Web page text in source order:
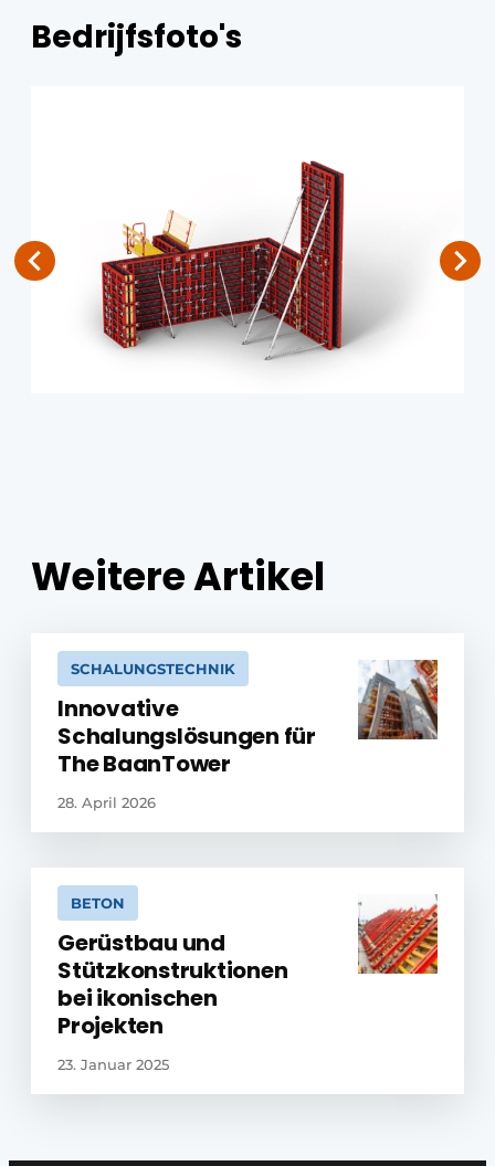
Bedrijfsfoto's
Weitere Artikel
SCHALUNGSTECHNIK
Innovative
Schalungslösungen für
The BaanTower
28. April 2026
BETON
Gerüstbau und
Stützkonstruktionen
bei ikonischen
Projekten
23. Januar 2025